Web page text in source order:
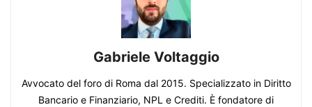
Gabriele Voltaggio
Avvocato del foro di Roma dal 2015. Specializzato in Diritto
Bancario e Finanziario, NPL e Crediti. È fondatore di